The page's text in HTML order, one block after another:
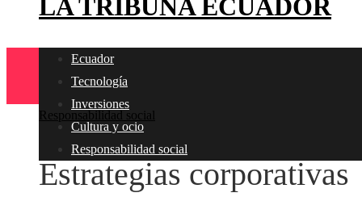
LA TRIBUNA ECUADOR
Ecuador
Tecnología
Inversiones
Cultura y ocio
Responsabilidad social
Responsabilidad social
Estrategias corporativas